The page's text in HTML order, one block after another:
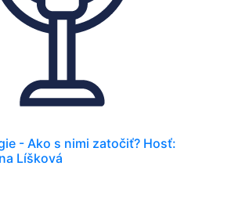
- Ako s nimi zatočiť? Hosť:
Líšková